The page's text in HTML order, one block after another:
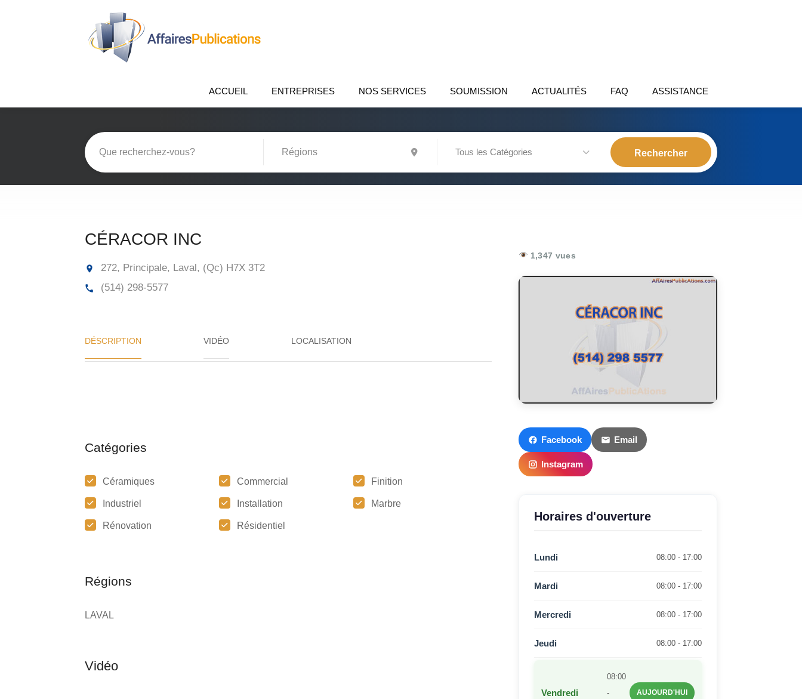
ACCUEIL ENTREPRISES NOS SERVICES SOUMISSION ACTUALITÉS FAQ ASSISTANCE
Tous les Catégories
CÉRACOR INC
272, Principale, Laval, (Qc) H7X 3T2
(514) 298-5577
DÉSCRIPTION VIDÉO
Catégories
Céramiques Commercial Finition
Industriel Installation Marbre
Rénovation Résidentiel
Régions
LAVAL
1,347 vues
Facebook Email
Instagram
Horaires d'ouverture
Lundi 08:00 - 17:00
Mardi 08:00 - 17:00
Mercredi 08:00 - 17:00
Jeudi 08:00 - 17:00
Vendredi
08:00
-
AUJOURD'HUI